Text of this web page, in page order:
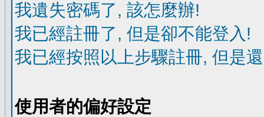
我遺失密碼了, 該怎麼辦!
我已經註冊了, 但是卻不能登入!
我已經按照以上步驟註冊, 但是
使用者的偏好設定